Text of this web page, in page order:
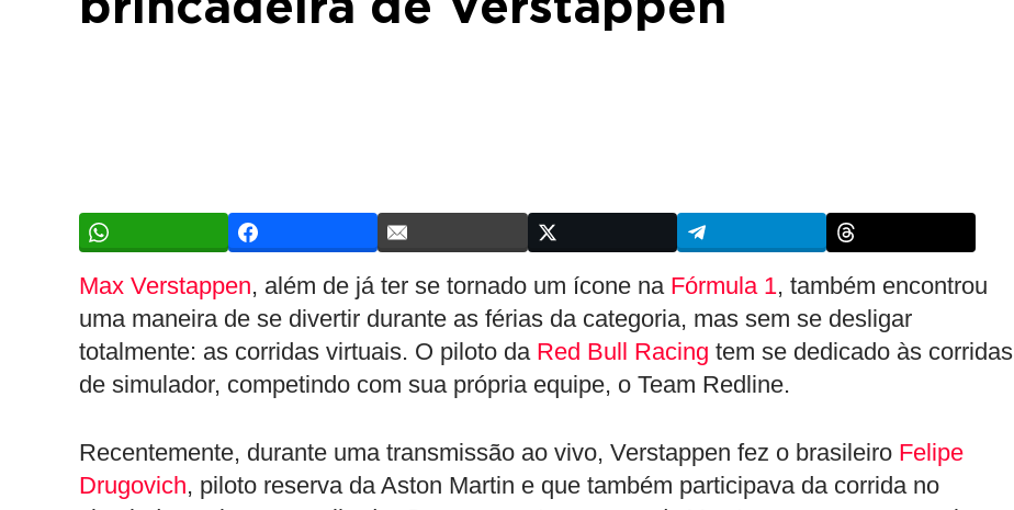
Max Verstappen, além de já ter se tornado um ícone na Fórmula 1, também encontrou
uma maneira de se divertir durante as férias da categoria, mas sem se desligar
totalmente: as corridas virtuais. O piloto da Red Bull Racing tem se dedicado às corridas
de simulador, competindo com sua própria equipe, o Team Redline.
Recentemente, durante uma transmissão ao vivo, Verstappen fez o brasileiro Felipe
Drugovich, piloto reserva da Aston Martin e que também participava da corrida no